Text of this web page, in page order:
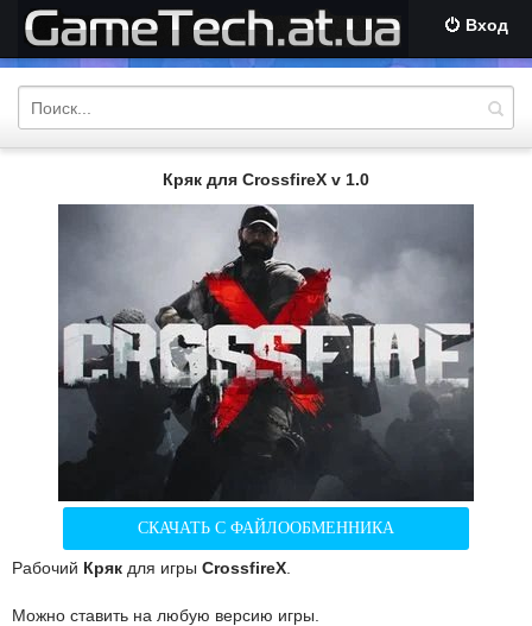
Вход
Кряк для CrossfireX v 1.0
СКАЧАТЬ С ФАЙЛООБМЕННИКА
Рабочий Кряк для игры CrossfireX
Можно ставить на любую версию игры.